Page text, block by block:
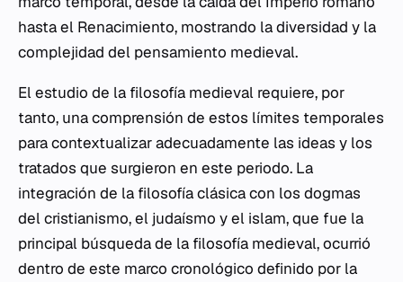
hasta el Renacimiento, mostrando la diversidad y la
complejidad del pensamiento medieval.
El estudio de la filosofía medieval requiere, por
tanto, una comprensión de estos límites temporales
para contextualizar adecuadamente las ideas y los
tratados que surgieron en este periodo. La
integración de la filosofía clásica con los dogmas
del cristianismo, el judaísmo y el islam, que fue la
principal búsqueda de la filosofía medieval, ocurrió
dentro de este marco cronológico definido por la